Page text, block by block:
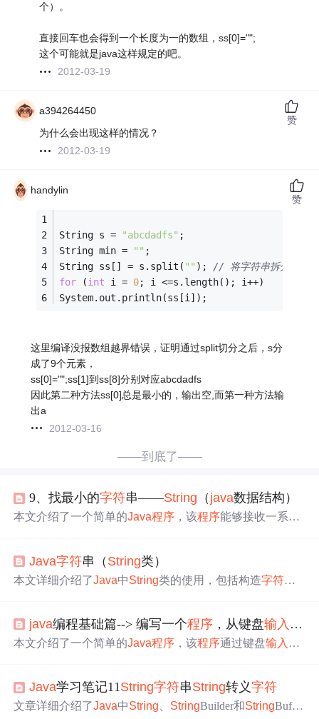
个）。
直接回车也会得到一个长度为一的数组，ss[0]="";
这个可能就是java这样规定的吧。
2012-03-19
a394264450
为什么会出现这样的情况？
2012-03-19
赞
handylin
String s = "abcdadfs" ;
String min =
"" ;
String ss[] = s.split( "" ); // 将字符串拆分在数
for (int i = 0; i <=s.length(); i++)
System.out.println(ss[i]);
这里编译没报数组越界错误，证明通过split切分之后，s分
成了9个元素，
ss[0]="";ss[1]到ss[8]分别对应abcdadfs
因此第二种方法ss[0]总是最小的，输出空,而第一种方法输
出a
2012-03-16
赞
——到底了——
9、找最小的字符串——String （ java数据结构）
本文介绍了一个简单的Java程序 ，该程序能够接收一系列
Java字符串（ String类）
本文详细介绍了Java中String类的使用，包括构造字符
及其在字符串修改时的优势。对于需要频繁修改字符串的
场景，推荐使用StringBuilder。文章适合Java初学者，有
java编程基础篇--> 编写一个程序 ，从键盘输入 三
本文介绍了一个简单的Java程序 ，该程序通过键盘输入 三
比较并确定最小值。
Java学习笔记11String字符串String转义字符
文章详细介绍了Java中String StringBuilder和StringBuffer